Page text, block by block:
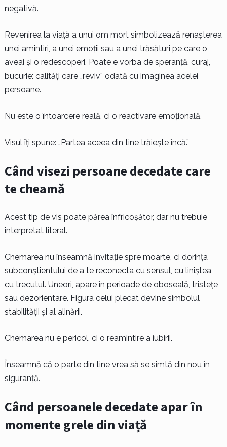
negativă.
Revenirea la viață a unui om mort simbolizează renașterea
unei amintiri, a unei emoții sau a unei trăsături pe care o
aveai și o redescoperi. Poate e vorba de speranță, curaj,
bucurie: calități care „reviv” odată cu imaginea acelei
persoane.
Nu este o întoarcere reală, ci o reactivare emoțională.
Visul îți spune: „Partea aceea din tine trăiește încă.”
Când visezi persoane decedate care
te cheamă
Acest tip de vis poate părea înfricoșător, dar nu trebuie
interpretat literal.
Chemarea nu înseamnă invitație spre moarte, ci dorința
subconștientului de a te reconecta cu sensul, cu liniștea,
cu trecutul. Uneori, apare în perioade de oboseală, tristețe
sau dezorientare. Figura celui plecat devine simbolul
stabilității și al alinării.
Chemarea nu e pericol, ci o reamintire a iubirii.
Înseamnă că o parte din tine vrea să se simtă din nou în
siguranță.
Când persoanele decedate apar în
momente grele din viață